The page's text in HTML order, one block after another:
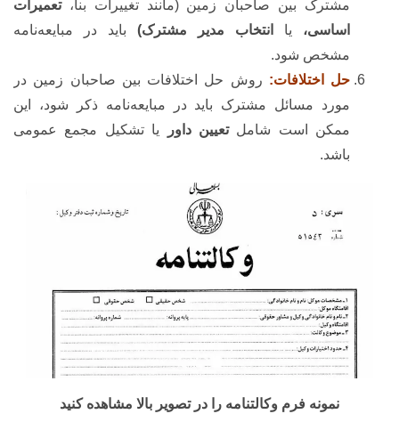
مشترک بین صاحبان زمین (مانند تغییرات بنا،تعمیرات
اساسی، یا انتخاب مدیر مشترک) باید در مبایعه‌نامه
مشخص شود.
حل اختلافات: روش حل اختلافات بین صاحبان زمین در
مورد مسائل مشترک باید در مبایعه‌نامه ذکر شود، این
ممکن است شاملتعیین داور
یا تشکیل مجمع عمومی
باشد.
نمونه فرم وکالتنامه را در تصویر بالا مشاهده کنید